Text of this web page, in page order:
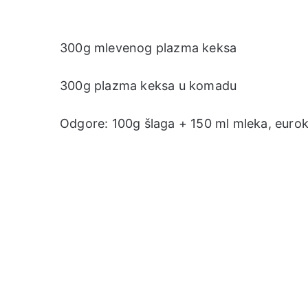
300g mlevenog plazma keksa
300g plazma keksa u komadu
Odgore: 100g šlaga + 150 ml mleka,